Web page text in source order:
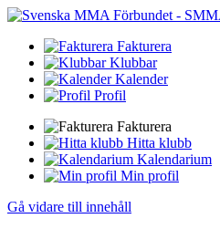
Fakturera
Klubbar
Kalender
Profil
Fakturera
Hitta klubb
Kalendarium
Min profil
Gå vidare till innehåll